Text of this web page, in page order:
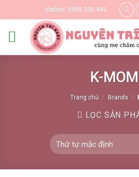
to
content
Hotline: 0985.335.499
K-MOM
Trang chủ / Brands /
LỌC SẢN